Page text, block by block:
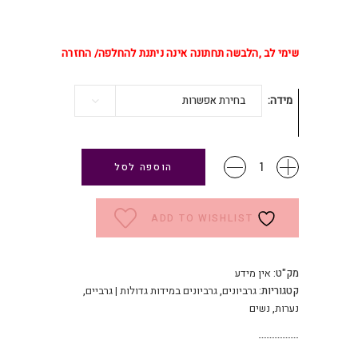
שימי לב ,הלבשה תחתונה אינה ניתנת להחלפה/ החזרה
מידה בחירת אפשרות
גרביון
מחמם
תרמי
במידות
כמות
הוספה לסל
ADD TO WISHLIST
מק"ט: אין מידע
קטגוריות:גרביונים,גרביונים במידות גדולות | גרביים,
נערות, נשים